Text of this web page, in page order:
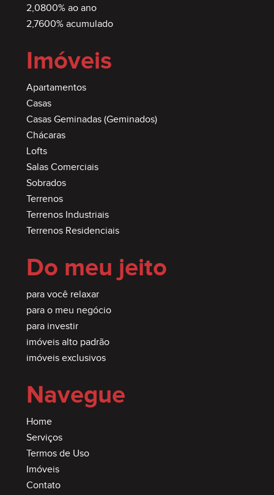
Registro de Imóveis da comarca de Lajeado-RS.
7. CONDIÇÕES VÁLIDAS ATÉ 31.12.2021.
* Os imóveis cadastrados no site podem sofrer
alterações de preço tanto para mais, quanto para
menos, e/ou já terem sidos comercializados, sem
aviso prévio.
2,0800% ao ano
2,7600% acumulado
Imóveis
Apartamentos
Casas
Casas Geminadas (Geminados)
Chácaras
Lofts
Salas Comerciais
Sobrados
Terrenos
Terrenos Industriais
Terrenos Residenciais
Do meu jeito
para você relaxar
para o meu negócio
para investir
imóveis alto padrão
imóveis exclusivos
Navegue
Home
Serviços
Termos de Uso
Imóveis
Contato